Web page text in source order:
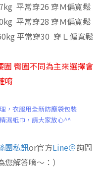
平常穿26 穿Ｍ偏寬鬆
平常穿28 穿Ｍ偏寬鬆
平常穿30 穿Ｌ偏寬鬆
圍 臀圍不同為主來選擇會
唷
， 衣服用全新防塵袋包裝
濕紙巾， 請大家放心^^
團私訊or官方Line＠詢問
解答唷～：）